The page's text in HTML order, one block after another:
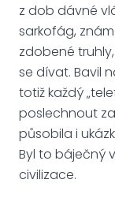
z dob dávné
sarkofág,
zdobené
se dívat. Bavil
totiž každý
poslechnout
působila i
Byl to báječný
civilizace.